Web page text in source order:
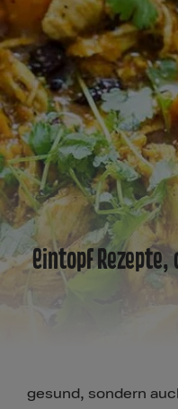
Eintopf
gesund, sondern